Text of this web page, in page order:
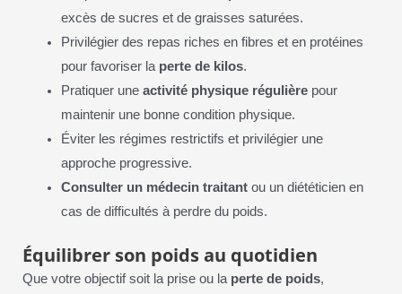
excès de sucres et de graisses saturées.
Privilégier des repas riches en fibres et en protéines
pour favoriser la perte de kilos.
Pratiquer uneactivité physique régulière pour
maintenir une bonne condition physique.
Éviter les régimes restrictifs et privilégier une
approche progressive.
Consulter un médecin traitant ou un diététicien en
cas de difficultés à perdre du poids.
Équilibrer son poids au quotidien
Que votre objectif soit la prise ou la perte de poids,